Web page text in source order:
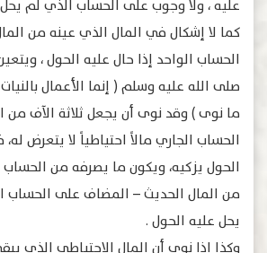
عليه ، ولا وجوب على الحساب الذي لم
كما لا إشكال في المال الذي عينه من
الحساب الواحد إذا حال عليه الحول ،
صلى الله عليه وسلم ( إنما الأعمال
ما نوى ) وقد نوى أن يجعل ثلاثة الآف من
الحساب الجاري مالاً احتياطياً لا يتعرض
الحول يزكيه، ويكون ما يصرفه من
من المال الحديث – المضاف على الحساب
يحل عليه الحول .
وكذا إذا نوى أن المال الاحتياطي الذي